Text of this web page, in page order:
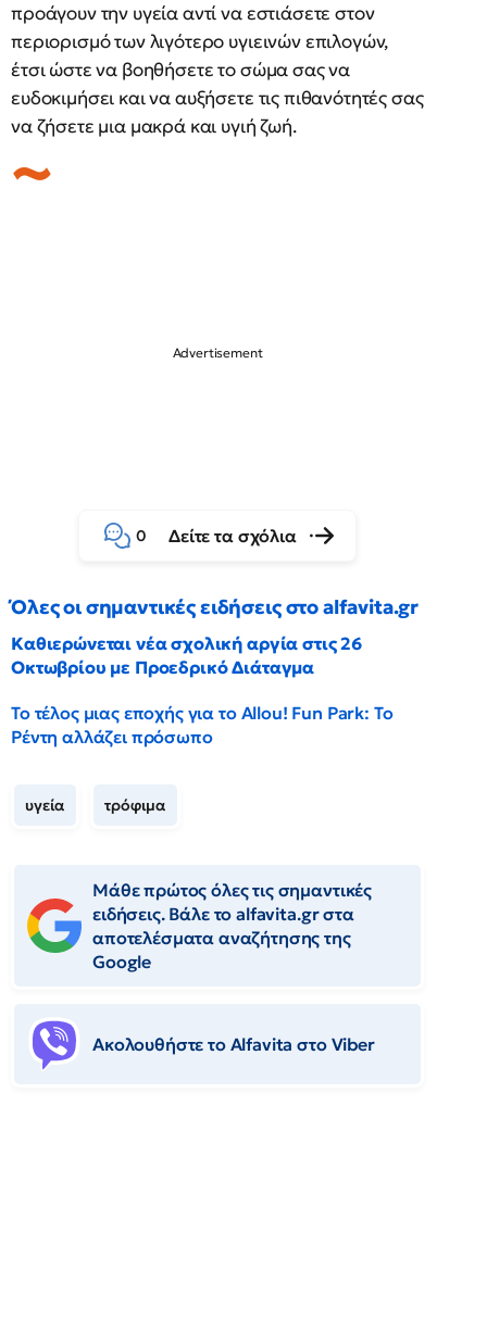
προάγουν την υγεία αντί να εστιάσετε στον
περιορισμό των λιγότερο υγιεινών επιλογών,
έτσι ώστε να βοηθήσετε το σώμα σας να
ευδοκιμήσει και να αυξήσετε τις πιθανότητές σας
να ζήσετε μια μακρά και υγιή ζωή.
0 Δείτε τα σχόλια
Όλες οι σημαντικές ειδήσεις στο alfavita.gr
Καθιερώνεται νέα σχολική αργία στις 26
Οκτωβρίου με Προεδρικό Διάταγμα
Το τέλος μιας εποχής για το Allou! Fun Park: Το
Ρέντη αλλάζει πρόσωπο
υγεία τρόφιμα
Μάθε πρώτος όλες τις σημαντικές
ειδήσεις. Βάλε το alfavita.gr στα
αποτελέσματα αναζήτησης της
Google
Ακολουθήστε το Αlfavita στο Viber